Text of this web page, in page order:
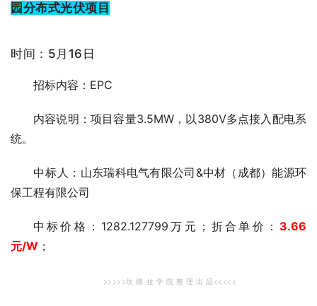
园分布式光伏项目
时间：5月16日
招标内容：EPC
内容说明：项目容量3.5MW，以380V多点接入配电系
统。
中标人 ：山东瑞科电气有限公司&中材（成都）能源环
保工程有限公司
中标价格：1282.127799万元；折合单价： 3.66
元/W ；
>>>>>坎 德 拉 学 院 整 理 出 品<<<<<